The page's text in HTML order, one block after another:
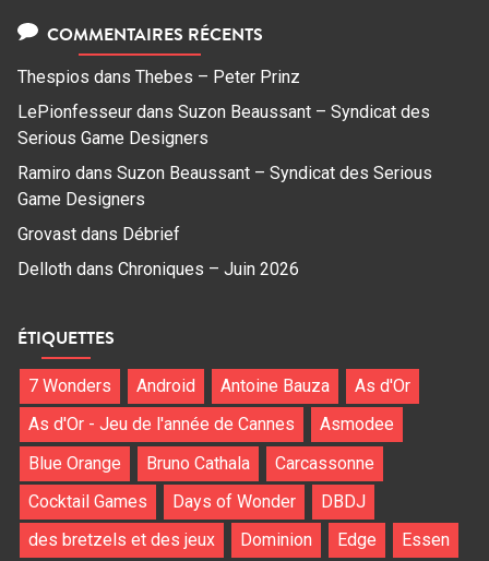
COMMENTAIRES RÉCENTS
Thespios dans Thebes – Peter Prinz
LePionfesseur dans Suzon Beaussant – Syndicat des
Serious Game Designers
Ramiro dans Suzon Beaussant – Syndicat des Serious
Game Designers
Grovast dans Débrief
Delloth dans Chroniques – Juin 2026
ÉTIQUETTES
7 Wonders Android Antoine Bauza
As d'Or
As d'Or - Jeu de l'année de Cannes
Asmodee
Blue Orange
Bruno Cathala
Carcassonne
Cocktail Games
Days of Wonder
DBDJ
des bretzels et des jeux
Dominion Edge Essen